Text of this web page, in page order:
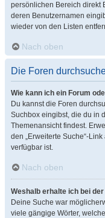
persönlichen Bereich direkt
deren Benutzernamen
wieder von den Listen
Nach oben
Die Foren
Wie kann ich ein Forum
Du kannst die Foren
Suchbox eingibst, die du in
Themenansicht findest.
den „Erweiterte Suche“-
verfügbar ist.
Nach oben
Weshalb erhalte ich bei
Deine Suche war
viele gängige Wörter,